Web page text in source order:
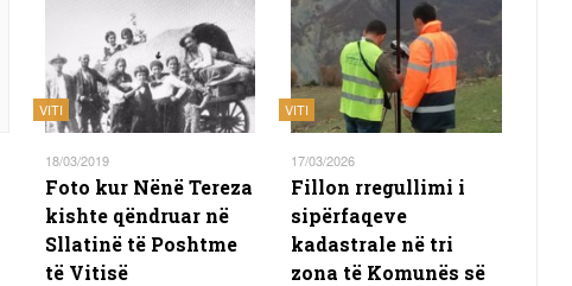
VITI
18/03/2019
Foto kur Nënë Tereza
kishte qëndruar në
Sllatinë të Poshtme
të Vitisë
VITI
17/03/2026
Fillon rregullimi i
sipërfaqeve
kadastrale në tri
zona të Komunës së